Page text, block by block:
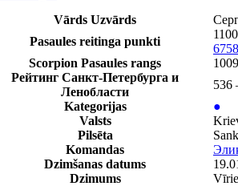
Vārds Uzvārds
Pasaules reitinga punkti
Scorpion Pasaules rangs
Рейтинг Санкт-Петербурга и
Ленобласти
536
Kategorijas
●
Valsts
Pilsēta
Komandas
Dzimšanas datums
Dzimums